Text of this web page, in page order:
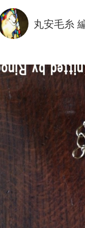
丸安毛糸